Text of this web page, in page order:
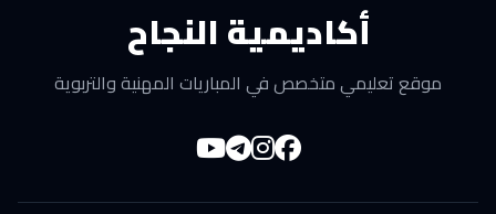
أكاديمية النجاح
موقع تعليمي متخصص في المباريات المهنية والتربوية